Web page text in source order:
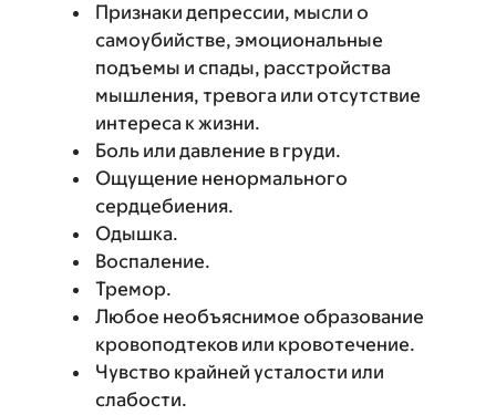
Признаки депрессии, мысли о
самоубийстве, эмоциональные
подъемы и спады, расстройства
мышления, тревога или отсутствие
интереса к жизни.
Боль или давление в груди.
Ощущение ненормального
сердцебиения.
Одышка.
Воспаление.
Тремор.
Любое необъяснимое образование
кровоподтеков или кровотечение.
Чувство крайней усталости или
слабости.